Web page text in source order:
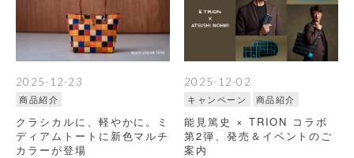
2025-12-23
商品紹介
クラシカルに、軽やかに。ミ
ディアムトートに新色マルチ
カラーが登場
2025-12-02
キャンペーン
商品紹介
能見篤史 × TRION コラボ
第2弾、発売＆イベントのご
案内